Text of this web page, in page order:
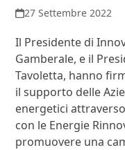
27 Settembre 2022
Il Presidente di
Gamberale, e il
Tavoletta, hanno
il supporto delle
energetici
con le Energie
promuovere una